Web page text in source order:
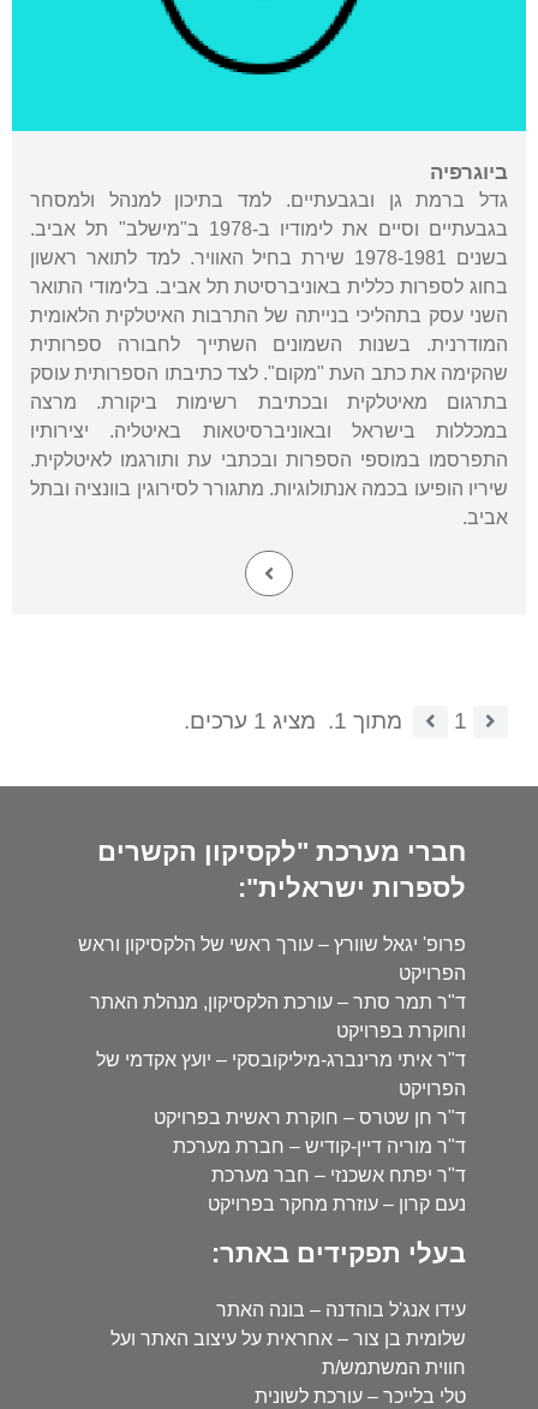
ביוגרפיה
גדל ברמת גן ובגבעתיים. למד בתיכון למנהל ולמסחר
בגבעתיים וסיים את לימודיו ב-1978 ב"מישלב" תל אביב.
בשנים 1978-1981 שירת בחיל האוויר. למד לתואר ראשון
בחוג לספרות כללית באוניברסיטת תל אביב. בלימודי התואר
השני עסק בתהליכי בנייתה של התרבות האיטלקית הלאומית
המודרנית. בשנות השמונים השתייך לחבורה ספרותית
שהקימה את כתב העת "מקום". לצד כתיבתו הספרותית עוסק
בתרגום מאיטלקית ובכתיבת רשימות ביקורת. מרצה
במכללות בישראל ובאוניברסיטאות באיטליה. יצירותיו
התפרסמו במוספי הספרות ובכתבי עת ותורגמו לאיטלקית.
שיריו הופיעו בכמה אנתולוגיות. מתגורר לסירוגין בוונציה ובתל
אביב.
1 מתוך 1. מציג 1 ערכים.
חברי מערכת "לקסיקון הקשרים
לספרות ישראלית":
פרופ' יגאל שוורץ – עורך ראשי של הלקסיקון וראש
הפרויקט
ד"ר תמר סתר – עורכת הלקסיקון, מנהלת האתר
וחוקרת בפרויקט
ד"ר איתי מרינברג-מיליקובסקי – יועץ אקדמי של
הפרויקט
ד"ר חן שטרס – חוקרת ראשית בפרויקט
ד"ר מוריה דיין-קודיש – חברת מערכת
ד"ר יפתח אשכנזי – חבר מערכת
נעם קרון – עוזרת מחקר בפרויקט
בעלי תפקידים באתר:
עידו אנג'ל בוהדנה – בונה האתר
שלומית בן צור – אחראית על עיצוב האתר ועל
חווית המשתמש/ת
טלי בלייכר – עורכת לשונית